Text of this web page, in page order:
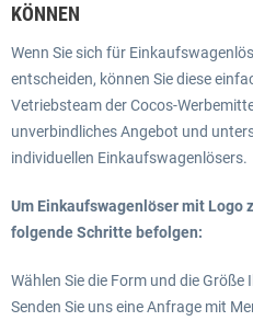
KÖNNEN
Wenn Sie sich für
entscheiden, können Sie diese
Vetriebsteam der Cocos-
unverbindliches Angebot und
individuellen Einkaufswagenlösers.
Um Einkaufswagenlöser mit Logo
folgende Schritte befolgen:
Wählen Sie die Form und die
Senden Sie uns eine Anfrage mit